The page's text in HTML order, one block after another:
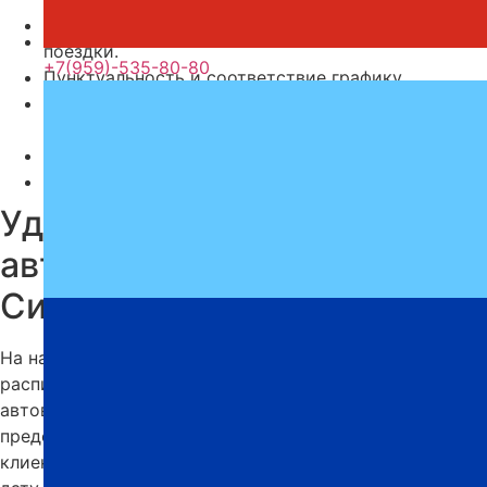
поездки.
Пунктуальность и соответствие графику.
Удобное расписание
автобусов Алчевск —
Симферополь
На нашем сайте всегда доступно актуальное
расписание автобусов Алчевск — Симферополь с
автовокзала. Компания «Профи-Тур» стабильно
предоставляет услуги перевозок, обеспечивая своим
клиентам комфорт и надежность. Выберите удобную
+7(959)-535-80-80